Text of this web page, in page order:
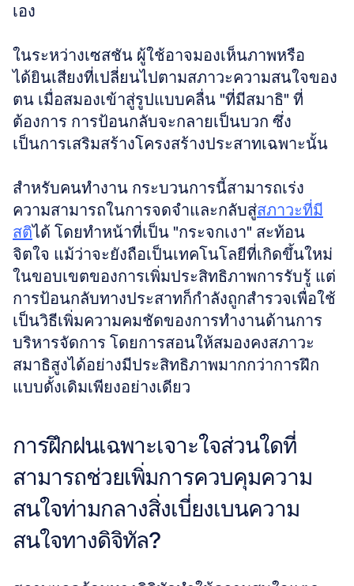
เอง
ในระหว่างเซสชัน ผู้ใช้อาจมองเห็นภาพหรือ
ได้ยินเสียงที่เปลี่ยนไปตามสภาวะความสนใจของ
ตน เมื่อสมองเข้าสู่รูปแบบคลื่น "ที่มีสมาธิ" ที่
ต้องการ การป้อนกลับจะกลายเป็นบวก ซึ่ง
เป็นการเสริมสร้างโครงสร้างประสาทเฉพาะนั้น
สำหรับคนทำงาน กระบวนการนี้สามารถเร่ง
ความสามารถในการจดจำและกลับสู่สภาวะที่มี
สติได้ โดยทำหน้าที่เป็น "กระจกเงา" สะท้อน
จิตใจ แม้ว่าจะยังถือเป็นเทคโนโลยีที่เกิดขึ้นใหม่
ในขอบเขตของการเพิ่มประสิทธิภาพการรับรู้ แต่
การป้อนกลับทางประสาทก็กำลังถูกสำรวจเพื่อใช้
เป็นวิธีเพิ่มความคมชัดของการทำงานด้านการ
บริหารจัดการ โดยการสอนให้สมองคงสภาวะ
สมาธิสูงได้อย่างมีประสิทธิภาพมากกว่าการฝึก
แบบดั้งเดิมเพียงอย่างเดียว
การฝึกฝนเฉพาะเจาะใจส่วนใดที่
สามารถช่วยเพิ่มการควบคุมความ
สนใจท่ามกลางสิ่งเบี่ยงเบนความ
สนใจทางดิจิทัล?